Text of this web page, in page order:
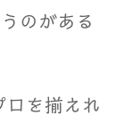
のがある
を揃えれ